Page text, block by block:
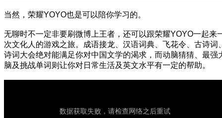
当然，荣耀YOYO也是可以陪你学习的。
无聊时不一定非要刷微博上王者，还可以跟荣耀YOYO一起来
次文化人的游戏之旅。成语接龙、汉语词典、飞花令、古诗词
诗词大会绝对能满足你对中国文学的渴求，而动脑猜猜、最强
脑及挑战单词则让你对日常生活及英文水平有一定的帮助。